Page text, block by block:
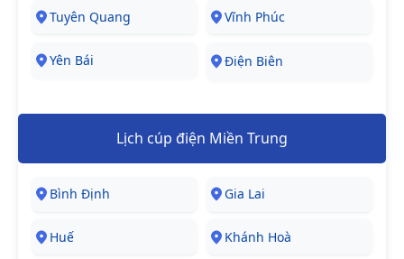
Tuyên Quang Vĩnh Phúc
Yên Bái Điện Biên
Lịch cúp điện Miền Trung
Bình Định Gia Lai
Huế Khánh Hoà